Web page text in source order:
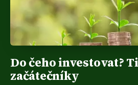
Do čeho investovat?
začátečníky